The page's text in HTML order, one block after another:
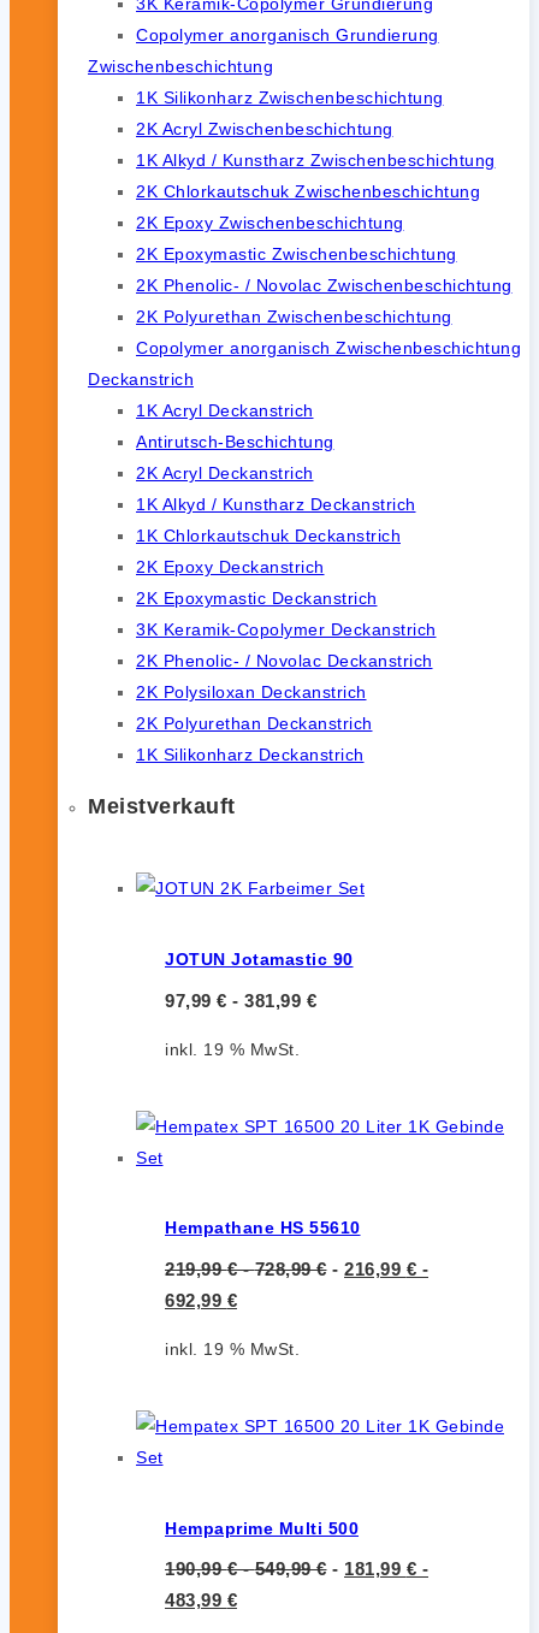
Copolymer anorganisch Grundierung
Zwischenbeschichtung
1K Silikonharz Zwischenbeschichtung
2K Acryl Zwischenbeschichtung
1K Alkyd / Kunstharz Zwischenbeschichtung
2K Chlorkautschuk Zwischenbeschichtung
2K Epoxy Zwischenbeschichtung
2K Epoxymastic Zwischenbeschichtung
2K Phenolic- / Novolac Zwischenbeschichtung
2K Polyurethan Zwischenbeschichtung
Copolymer anorganisch Zwischenbeschichtung
Deckanstrich
1K Acryl Deckanstrich
Antirutsch-Beschichtung
2K Acryl Deckanstrich
1K Alkyd / Kunstharz Deckanstrich
1K Chlorkautschuk Deckanstrich
2K Epoxy Deckanstrich
2K Epoxymastic Deckanstrich
3K Keramik-Copolymer Deckanstrich
2K Phenolic- / Novolac Deckanstrich
2K Polysiloxan Deckanstrich
2K Polyurethan Deckanstrich
1K Silikonharz Deckanstrich
Meistverkauft
JOTUN Jotamastic 90
97,99 € - 381,99 €
inkl. 19 % MwSt.
Hempathane HS 55610
219,99€-728,99€- 216,99 € -
692,99 €
inkl. 19 % MwSt.
Hempaprime Multi 500
190,99€-549,99€- 181,99 € -
483,99 €